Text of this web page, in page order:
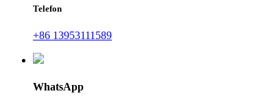
Telefon
+86 13953111589
WhatsApp